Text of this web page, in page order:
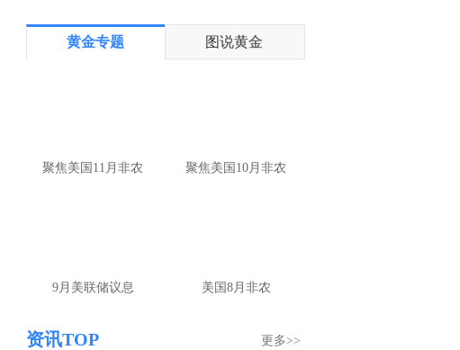
金十数据8月7日讯，龙湖集团(00960.HK)公告，截至2026年7月31日止七个月，本集团累计实现总合同销售金额人民币186.4亿元，合同销售面积198.9万平方米；7月单月实现合同销售金额人民币20.9亿元，合同销售面积23.9万平方米；7月单月归属公司股东权益合同销售金额人民币13.9亿元，权益合同销售面积16.8万平方米。前七个月运营及服务业务收入约人民币159.1亿元，其中运营收入约人民币85.2亿元，服务收入约人民币73.9亿元。
黄金专题 图说黄金
聚焦美国11月非农 聚焦美国10月非农
9月美联储议息 美国8月非农
更多>>
资讯TOP